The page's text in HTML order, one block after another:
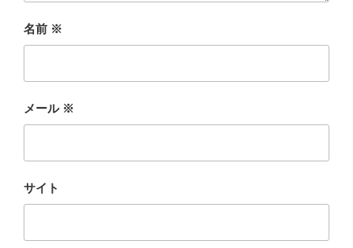
名前 ※
メール ※
サイト